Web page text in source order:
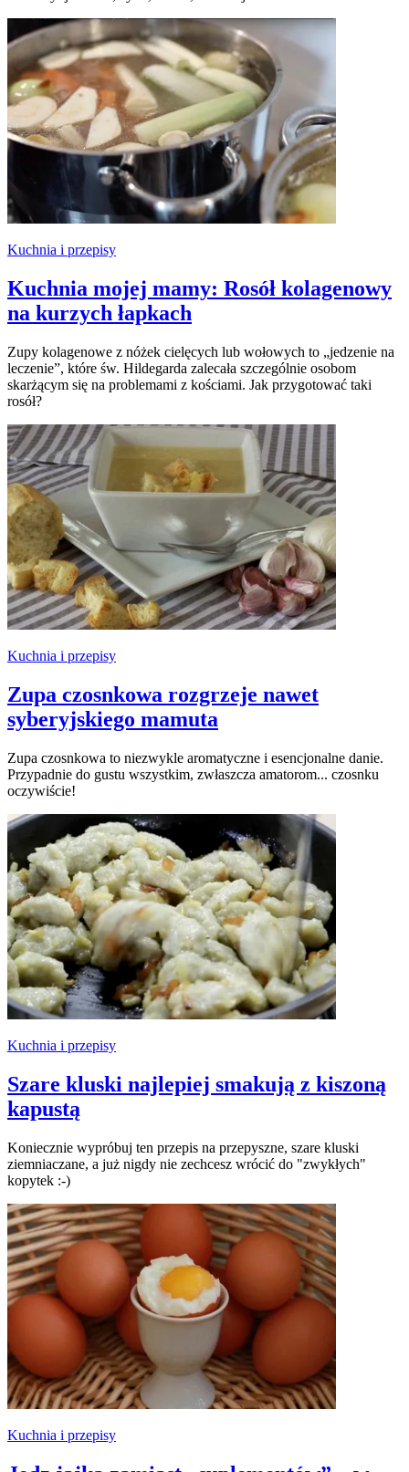
Kuchnia i przepisy
Kuchnia mojej mamy: Rosół kolagenowy
na kurzych łapkach
Zupy kolagenowe z nóżek cielęcych lub wołowych to „jedzenie na
leczenie”, które św. Hildegarda zalecała szczególnie osobom
skarżącym się na problemami z kościami. Jak przygotować taki
rosół?
Kuchnia i przepisy
Zupa czosnkowa rozgrzeje nawet
syberyjskiego mamuta
Zupa czosnkowa to niezwykle aromatyczne i esencjonalne danie.
Przypadnie do gustu wszystkim, zwłaszcza amatorom... czosnku
oczywiście!
Kuchnia i przepisy
Szare kluski najlepiej smakują z kiszoną
kapustą
Koniecznie wypróbuj ten przepis na przepyszne, szare kluski
ziemniaczane, a już nigdy nie zechcesz wrócić do "zwykłych"
kopytek :-)
Kuchnia i przepisy